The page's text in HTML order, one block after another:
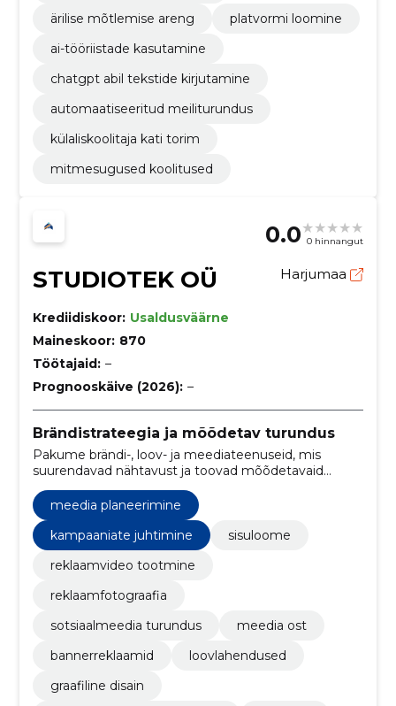
ärilise mõtlemise areng
platvormi loomine
ai-tööriistade kasutamine
chatgpt abil tekstide kirjutamine
automaatiseeritud meiliturundus
külaliskoolitaja kati torim
mitmesugused koolitused
0.0 0 hinnangut
STUDIOTEK OÜ Harjumaa
Krediidiskoor: Usaldusväärne
Maineskoor: 870
Töötajaid: –
Prognooskäive (2026): –
Brändistrateegia ja mõõdetav turundus
Pakume brändi-, loov- ja meediateenuseid, mis
suurendavad nähtavust ja toovad mõõdetavaid
meedia planeerimine
kampaaniate juhtimine
sisuloome
reklaamvideo tootmine
reklaamfotograafia
sotsiaalmeedia turundus
meedia ost
bannerreklaamid
loovlahendused
graafiline disain